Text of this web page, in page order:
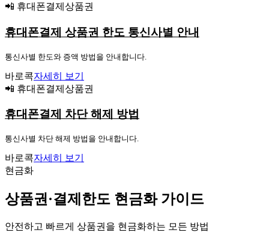
📲 휴대폰결제상품권
휴대폰결제 상품권 한도 통신사별 안내
통신사별 한도와 증액 방법을 안내합니다.
바로콕자세히 보기
📲 휴대폰결제상품권
휴대폰결제 차단 해제 방법
통신사별 차단 해제 방법을 안내합니다.
바로콕자세히 보기
현금화
상품권·결제한도 현금화 가이드
안전하고 빠르게 상품권을 현금화하는 모든 방법